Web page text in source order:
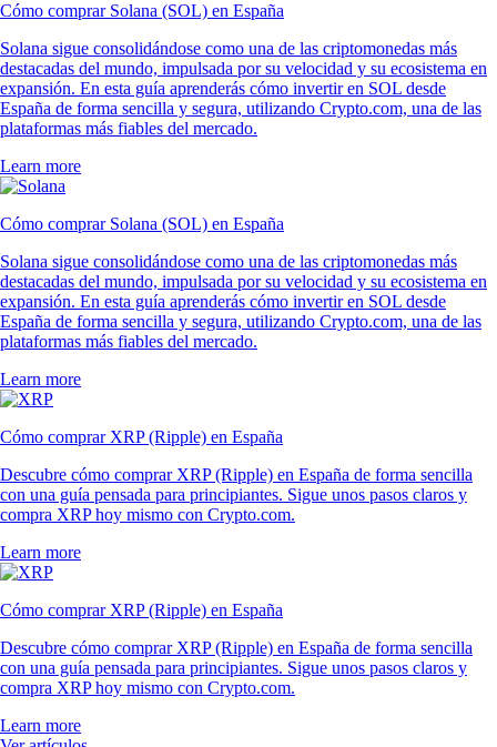
Cómo comprar Solana (SOL) en España
Solana sigue consolidándose como una de las criptomonedas más
destacadas del mundo, impulsada por su velocidad y su ecosistema en
expansión. En esta guía aprenderás cómo invertir en SOL desde
España de forma sencilla y segura, utilizando Crypto.com, una de las
plataformas más fiables del mercado.
Learn more
Cómo comprar Solana (SOL) en España
Solana sigue consolidándose como una de las criptomonedas más
destacadas del mundo, impulsada por su velocidad y su ecosistema en
expansión. En esta guía aprenderás cómo invertir en SOL desde
España de forma sencilla y segura, utilizando Crypto.com, una de las
plataformas más fiables del mercado.
Learn more
Cómo comprar XRP (Ripple) en España
Descubre cómo comprar XRP (Ripple) en España de forma sencilla
con una guía pensada para principiantes. Sigue unos pasos claros y
compra XRP hoy mismo con Crypto.com.
Learn more
Cómo comprar XRP (Ripple) en España
Descubre cómo comprar XRP (Ripple) en España de forma sencilla
con una guía pensada para principiantes. Sigue unos pasos claros y
compra XRP hoy mismo con Crypto.com.
Learn more